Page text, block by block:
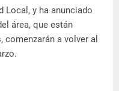
Local, y ha anunciado
área, que están
a volver al